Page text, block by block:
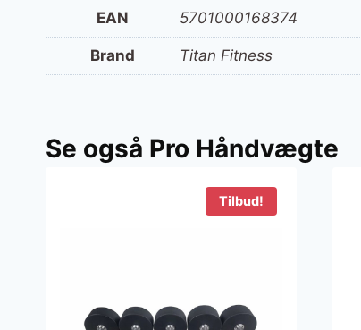
EAN 5701000168374
Brand Titan Fitness
Se også Pro Håndvægte
Tilbud!